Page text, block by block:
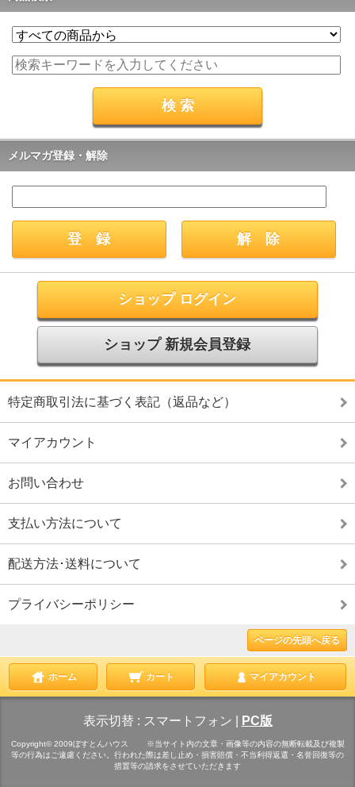
メルマガ登録・解除
ショップ ログイン
ショップ 新規会員登録
特定商取引法に基づく表記（返品など）
マイアカウント
お問い合わせ
支払い方法について
配送方法･送料について
プライバシーポリシー
ページの先頭へ戻る
ホーム カート マイアカウント
表示切替 : スマートフォン PC版
Copyright© 2009ぼすとんハウス ※当サイト内の文章・画像等の内容の無断転載及び複製
等の行為はご遠慮ください。行われた際は差し止め・損害賠償・不当利得返還・名誉回復等の
措置等の請求をさせていただきます